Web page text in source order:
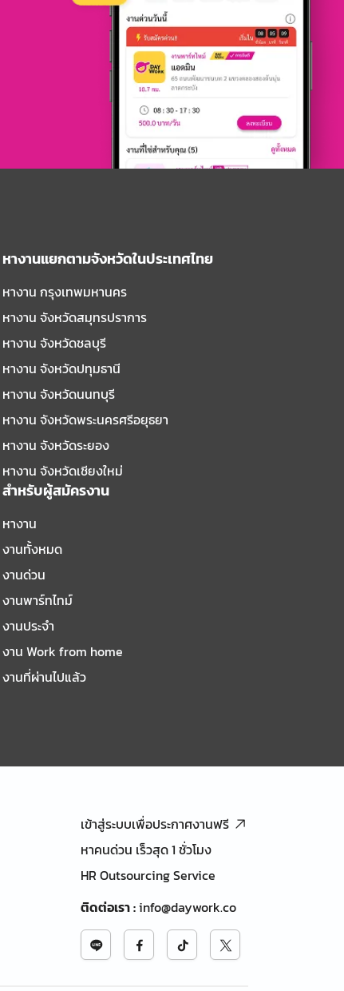
หางานแยกตามจังหวัดในประเทศไทย
หางาน กรุงเทพมหานคร
หางาน จังหวัดสมุทรปราการ
หางาน จังหวัดชลบุรี
หางาน จังหวัดปทุมธานี
หางาน จังหวัดนนทบุรี
หางาน จังหวัดพระนครศรีอยุธยา
หางาน จังหวัดระยอง
หางาน จังหวัดเชียงใหม่
สำหรับผู้สมัครงาน
หางาน
งานทั้งหมด
งานด่วน
งานพาร์ทไทม์
งานประจำ
งาน Work from home
งานที่ผ่านไปแล้ว
เข้าสู่ระบบเพื่อประกาศงานฟรี
หาคนด่วน เร็วสุด 1 ชั่วโมง
HR Outsourcing Service
ติดต่อเรา:info@daywork.co